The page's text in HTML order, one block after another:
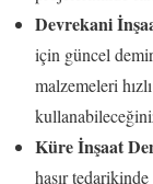
Devrekani
için güncel
malzemeleri
Küre İnşaat
hasır